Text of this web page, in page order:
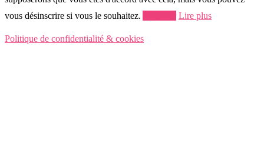
vous désinscrire si vous le souhaitez.
Lire plus
Politique de confidentialité & cookies